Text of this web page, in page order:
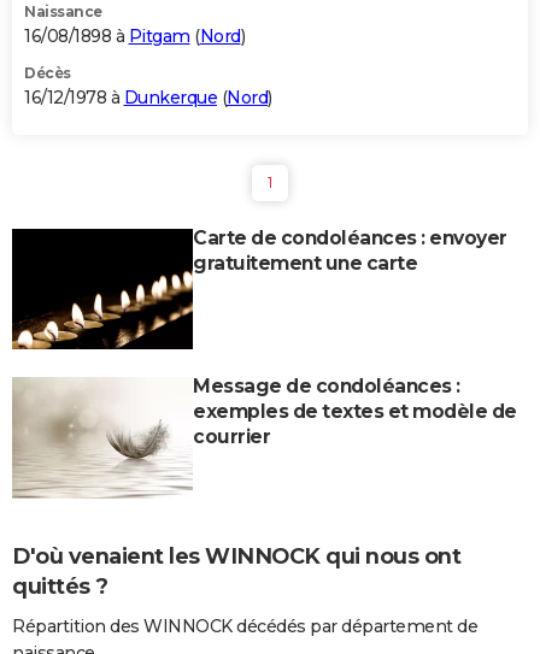
Naissance
16/08/1898 à Pitgam (Nord)
Décès
16/12/1978 à Dunkerque (Nord)
1
Carte de condoléances : envoyer
gratuitement une carte
Message de condoléances :
exemples de textes et modèle de
courrier
D'où venaient les WINNOCK qui nous ont
quittés ?
Répartition des WINNOCK décédés par département de